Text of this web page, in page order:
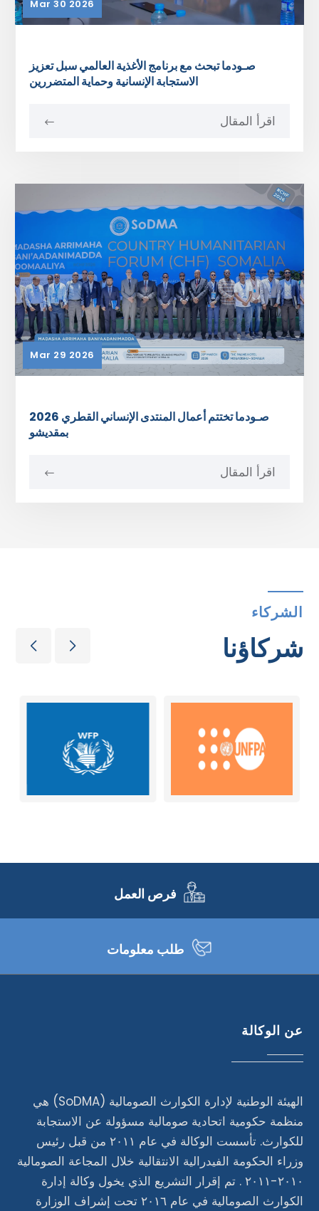
صـودما تبحث مع برنامج الأغذية العالمي سبل تعزيز
الاستجابة الإنسانية وحماية المتضررين
Mar 30 2026
اقرأ المقال
صـودما تختتم أعمال المنتدى الإنساني القطري 2026
بمقديشو
Mar 29 2026
اقرأ المقال
الشركاء
شركاؤنا
فرص العمل
طلب معلومات
عن الوكالة
الهيئة الوطنية لإدارة الكوارث الصومالية (SoDMA) هي
منظمة حكومية اتحادية صومالية مسؤولة عن الاستجابة
للكوارث. تأسست الوكالة في عام ٢٠١١ من قبل رئيس
وزراء الحكومة الفيدرالية الانتقالية خلال المجاعة الصومالية
٢٠١٠-٢٠١١ . تم إقرار التشريع الذي يخول وكالة إدارة
الكوارث الصومالية في عام ٢٠١٦ تحت إشراف الوزارة